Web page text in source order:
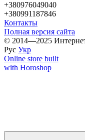
+380976049040
+380991187846
Контакты
Полная версия сайта
© 2014—2025
Рус Укр
Online store built
with Horoshop